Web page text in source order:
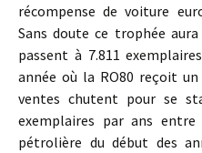
récompense de voiture
Sans doute ce trophée
passent à 7.811
année où la RO80 reçoit
ventes chutent pour se
exemplaires par ans
pétrolière du début des